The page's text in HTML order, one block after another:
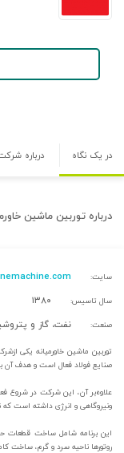
در یک نگاه درباره
درباره توربین ماشین
سایت:
سال تاسیس: ۱۳۸۰
صنعت: نفت، گاز و
توربین ماشین خاورمیانه یکی
صنایع فولاد فعال است و هدف آن
علاوه‌بر آن، این شرکت در شروع
ونیروگاهی و انرژی داشته است که
این برنامه شامل ساخت قطعات
روتورها ناحیه سرد و گرم، ساخت